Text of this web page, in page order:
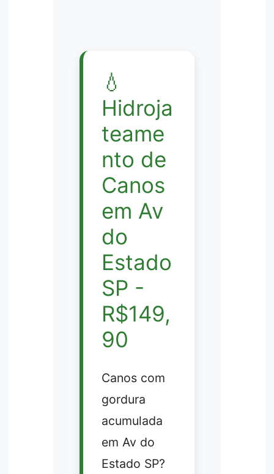
💧
Hidroja
teame
nto de
Canos
em Av
do
Estado
SP -
R$149,
90
Canos com
gordura
acumulada
em Av do
Estado SP?